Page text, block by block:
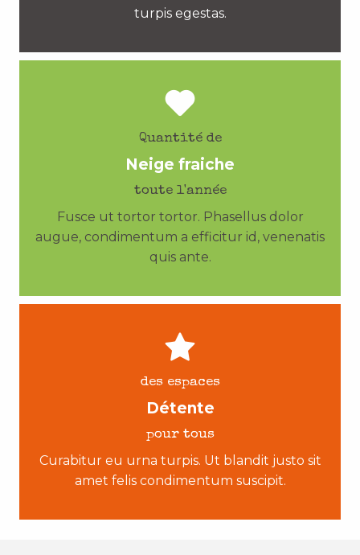
turpis egestas.
Quantité de
Neige fraiche
toute l'année
Fusce ut tortor tortor. Phasellus dolor
augue, condimentum a efficitur id, venenatis
quis ante.
des espaces
Détente
pour tous
Curabitur eu urna turpis. Ut blandit justo sit
amet felis condimentum suscipit.